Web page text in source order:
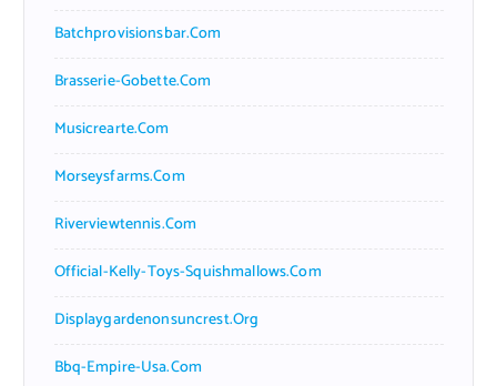
Batchprovisionsbar.com
Brasserie-Gobette.com
Musicrearte.com
Morseysfarms.com
Riverviewtennis.com
Official-Kelly-Toys-Squishmallows.com
Displaygardenonsuncrest.org
Bbq-Empire-Usa.com